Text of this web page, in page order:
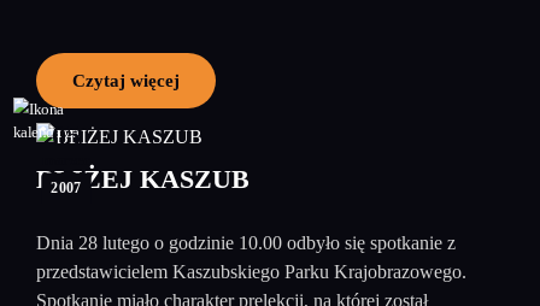
Czytaj więcej
05
2007
BLIŻEJ KASZUB
Dnia 28 lutego o godzinie 10.00 odbyło się spotkanie z
przedstawicielem Kaszubskiego Parku Krajobrazowego.
Spotkanie miało charakter prelekcji, na której został